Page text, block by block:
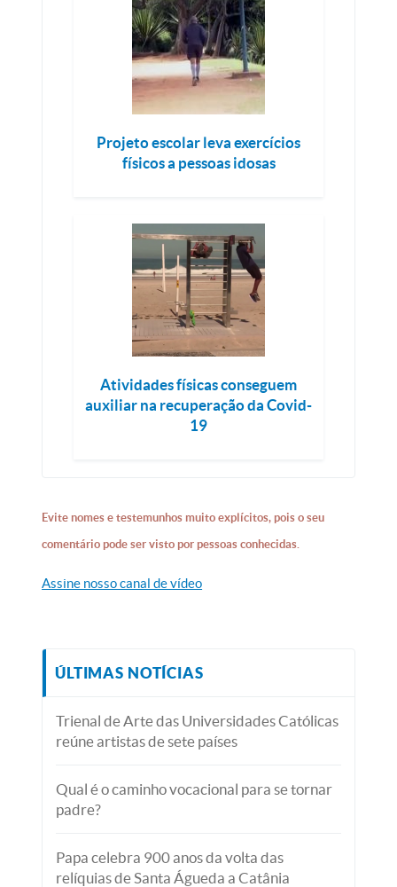
Projeto escolar leva exercícios
físicos a pessoas idosas
Atividades físicas conseguem
auxiliar na recuperação da Covid-
19
Evite nomes e testemunhos muito explícitos, pois o seu
comentário pode ser visto por pessoas conhecidas.
Assine nosso canal de vídeo
ÚLTIMAS NOTÍCIAS
Trienal de Arte das Universidades Católicas
reúne artistas de sete países
Qual é o caminho vocacional para se tornar
padre?
Papa celebra 900 anos da volta das
relíquias de Santa Águeda a Catânia